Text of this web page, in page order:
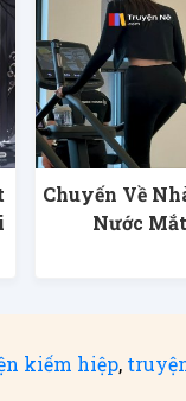
Chuyến Về
Nước Mắt
kiếm hiệp,